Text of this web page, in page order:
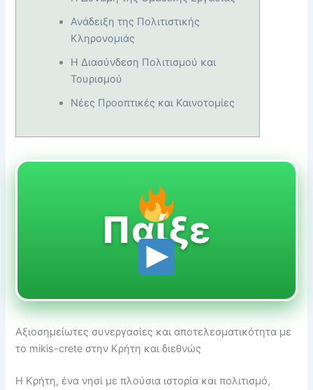
Ανάδειξη της Πολιτιστικής
Κληρονομιάς
Η Διασύνδεση Πολιτισμού και
Τουρισμού
Νέες Προοπτικές και Καινοτομίες
Παίξε
Αξιοσημείωτες συνεργασίες και αποτελεσματικότητα με
το mikis-crete στην Κρήτη και διεθνώς
Η Κρήτη, ένα νησί με πλούσια ιστορία και πολιτισμό,